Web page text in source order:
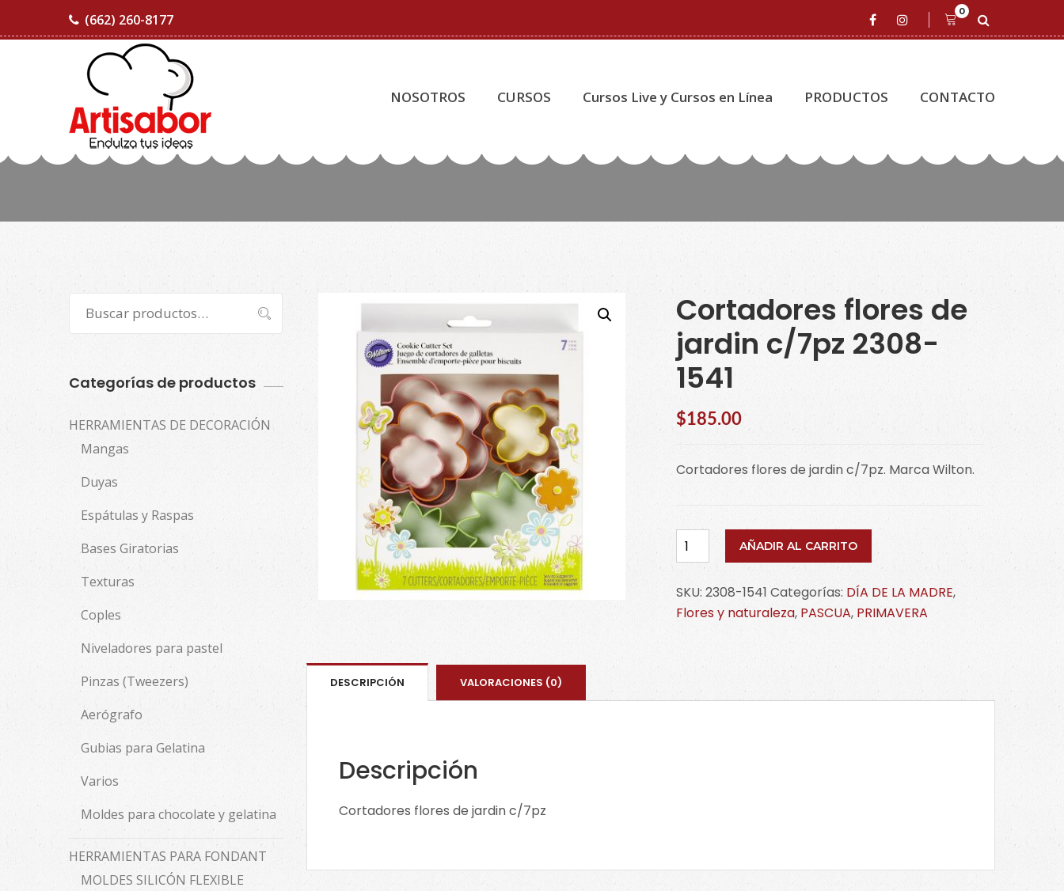
(662) 260-8177 0
NOSOTROS CURSOS Cursos Live y Cursos en Línea PRODUCTOS CONTACTO
Cortadores flores de
jardin c/7pz 2308-
1541
$185.00
Cortadores flores de jardin c/7pz. Marca Wilton.
Cortadores
flores
jardin
c/7pz
AÑADIR AL CARRITO
SKU:2308-1541 Categorías: DÍA DE LA MADRE,
Flores y naturaleza, PASCUA, PRIMAVERA
DESCRIPCIÓN VALORACIONES (0)
Descripción
Cortadores flores de jardin c/7pz
por:
Buscar
Categorías de productos
HERRAMIENTAS DE DECORACIÓN
Mangas
Duyas
Espátulas y Raspas
Bases Giratorias
Texturas
Coples
Niveladores para pastel
Pinzas (Tweezers)
Aerógrafo
Gubias para Gelatina
Varios
Moldes para chocolate y gelatina
HERRAMIENTAS PARA FONDANT
MOLDES SILICÓN FLEXIBLE